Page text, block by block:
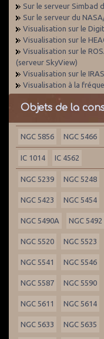
Sur le serveur Simbad
Sur le serveur du
Visualisation sur le
Visualisation sur le
Visualisation sur le
(serveur SkyView)
Visualisation sur le
Visualisation à la
Objets de la
NGC 5856 NGC 5466
IC 1014 IC 4562
NGC 5239 NGC 5248
NGC 5423 NGC 5454
NGC 5490A NGC 5492
NGC 5520 NGC 5523
NGC 5541 NGC 5546
NGC 5587 NGC 5590
NGC 5611 NGC 5614
NGC 5633 NGC 5635